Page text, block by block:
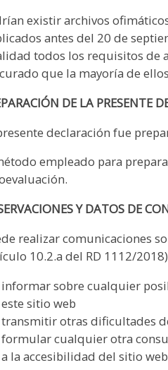
existir archivos
antes del 20 de
todos los requisitos de
que la mayoría de
DE LA PRESENTE
declaración fue
empleado para
Y DATOS DE
realizar comunicaciones
10.2.a del RD 1112/
informar sobre cualquier
este sitio web
transmitir otras dificultades
formular cualquier otra
a la accesibilidad del sitio